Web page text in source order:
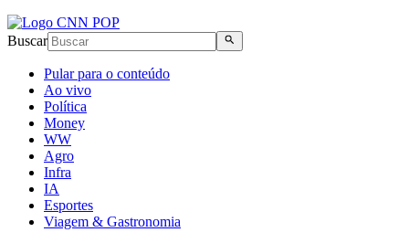
Buscar
Pular para o conteúdo
Ao vivo
Política
Money
WW
Agro
Infra
IA
Esportes
Viagem & Gastronomia